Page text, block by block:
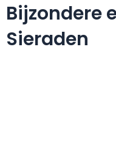
Bijzondere
Sieraden